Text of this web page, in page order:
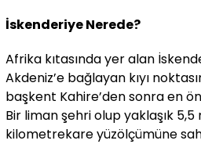
İskenderiye Nerede?
Afrika kıtasında yer alan
Akdeniz’e bağlayan kıyı
başkent Kahire’den sonra en
Bir liman şehri olup yaklaşık
kilometrekare yüzölçümüne